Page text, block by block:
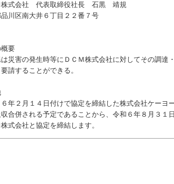
式会社 代表取締役社長 石黒 靖規
区南大井６丁目２２番７号
要
害の発生時等にＤＣＭ株式会社に対してその調達
請することができる。
２月１４日付けで協定を締結した株式会社ケーヨ
合併される予定であることから、令和６年８月３１
式会社と協定を締結します。